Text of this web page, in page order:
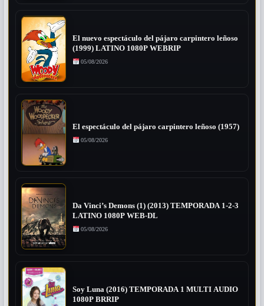
El nuevo espectáculo del pájaro carpintero leñoso
(1999) LATINO 1080P WEBRIP
05/08/2026
El espectáculo del pájaro carpintero leñoso (1957)
05/08/2026
Da Vinci’s Demons (1) (2013) TEMPORADA 1-2-3
LATINO 1080P WEB-DL
05/08/2026
Soy Luna (2016) TEMPORADA 1 MULTI AUDIO
1080P BRRIP